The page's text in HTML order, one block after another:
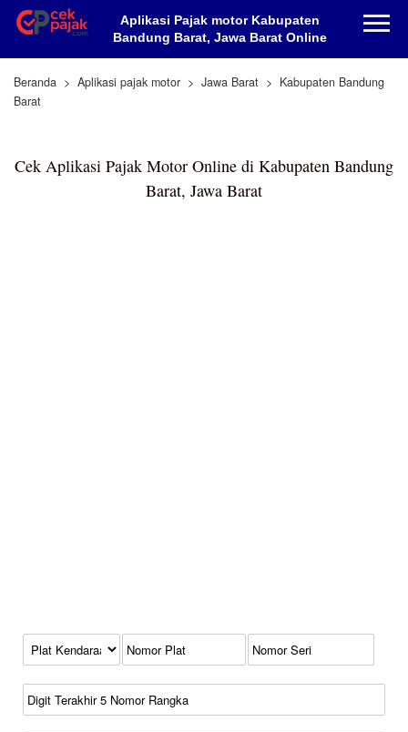
Aplikasi Pajak motor Kabupaten
Bandung Barat, Jawa Barat Online
Beranda Aplikasi pajak motor Jawa Barat
Kabupaten Bandung
Barat
Cek Aplikasi Pajak Motor Online di Kabupaten Bandung
Barat, Jawa Barat
Kode Plat Kendaraan
No Plat
No Seri
No Rangka